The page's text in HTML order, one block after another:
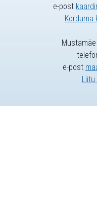
e-post
Korduma
e-post
Liitu